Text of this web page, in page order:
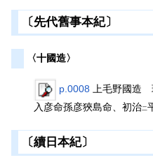
〔先代舊事本紀〕
〈十國造〉
p.0008 上毛野國造
入彦命孫彦狹島命、初治二
〔續日本紀〕